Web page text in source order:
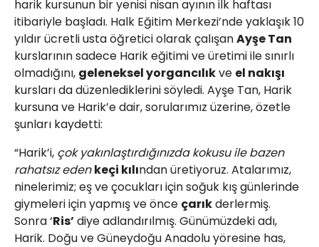
harik kursunun bir yenisi nisan ayının ilk haftası
itibariyle başladı. Halk Eğitim Merkezi’nde yaklaşık 10
yıldır ücretli usta öğretici olarak çalışanAyşe Tan
kurslarının sadece Harik eğitimi ve üretimi ile sınırlı
olmadığını, geleneksel yorgancılıkve el nakışı
kursları da düzenlediklerini söyledi. Ayşe Tan, Harik
kursuna ve Harik’e dair, sorularımız üzerine, özetle
şunları kaydetti:
“Harik’i, çok yakınlaştırdığınızda kokusu ile bazen
rahatsız eden keçi kılından üretiyoruz. Atalarımız,
ninelerimiz; eş ve çocukları için soğuk kış günlerinde
giymeleri için yapmış ve önce çarıkderlermiş.
Sonra ‘Ris’diye adlandırılmış. Günümüzdeki adı,
Harik. Doğu ve Güneydoğu Anadolu yöresine has,